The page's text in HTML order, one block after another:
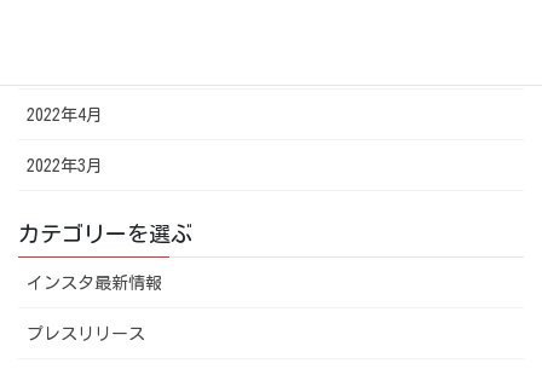
2022年4月
2022年3月
カテゴリーを選ぶ
インスタ最新情報
プレスリリース